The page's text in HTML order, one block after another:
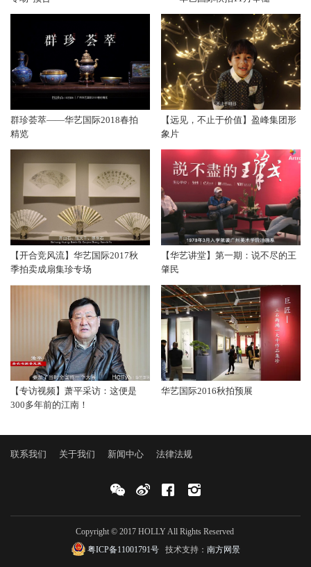
群珍荟萃——华艺国际2018春拍
精览
【远见，不止于价值】盈峰集团形
象片
【开合竞风流】华艺国际2017秋
季拍卖成扇集珍专场
【华艺讲堂】第一期：说不尽的王
肇民
【专访视频】萧平采访：这便是
300多年前的江南！
华艺国际2016秋拍预展
联系我们 关于我们 新闻中心 法律法规
Copyright © 2017 HOLLY All Rights Reserved
粤ICP备11001791号技术支持： 南方网景